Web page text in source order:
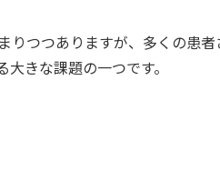
りつつありますが、多くの患
きな課題の一つです。